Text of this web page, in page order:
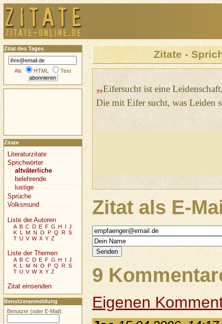
Zitate -
„Eifersucht ist eine
Die mit Eifer sucht, was Leiden
Zitat als E-
9
Eigenen
Zitat des Tages
Als HTML Text
Zitate
Literaturzitate
Sprichwörter
altväterliche
belehrende
lustige
Sprüche
Volksmund
Liste der Autoren
A B C D E F G H I J
K L M N O P Q R S
T U V W X Y Z
Liste der Themen
A B C D E F G H I J
K L M N O P Q R S
T U V W X Y Z
Zitat einsenden
Benutzeranmeldung
Benutzer (oder E-Mail):